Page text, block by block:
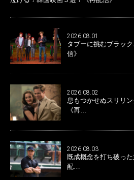
2026.08.01
タブーに挑むブラッ
信》
2026.08.02
息もつかせぬスリリ
《再…
2026.08.03
既成概念を打ち破っ
配…